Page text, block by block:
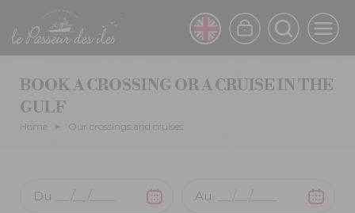
main
content
FRENCH
ENGLISH
BOOK A CROSSING OR A CRUISE IN THE
GULF
Breadcrumb
Home Our crossings and cruises